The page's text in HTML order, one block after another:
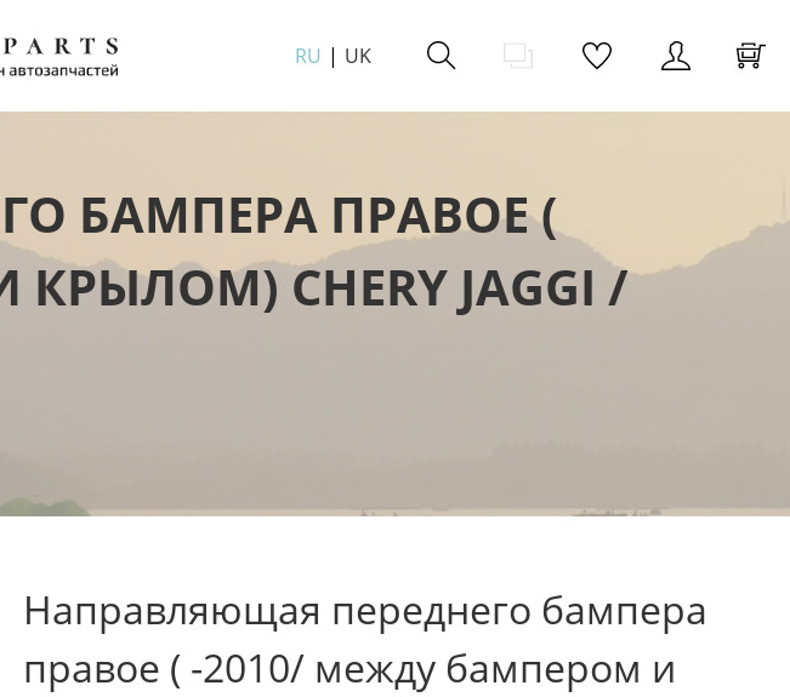
RU UK
БАМПЕРА ПРАВОЕ (
CHERY JAGGI /
Направляющая переднего бампера
правое ( -2010/ между бампером и